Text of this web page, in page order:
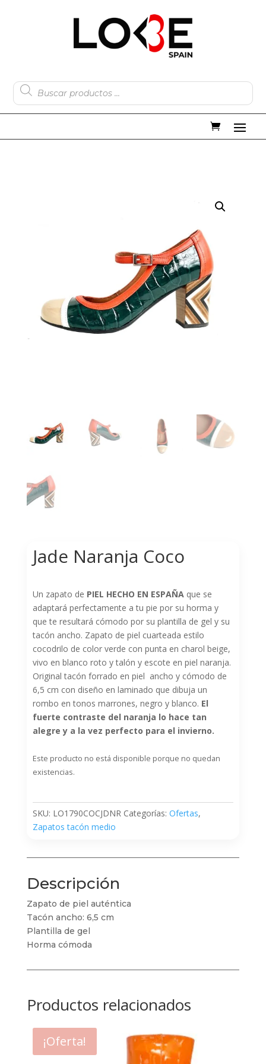
de
productos
Jade Naranja Coco
Un zapato de PIEL HECHO EN ESPAÑAque se
adaptará perfectamente a tu pie por su horma y
que te resultará cómodo por su plantilla de gel y su
tacón ancho. Zapato de piel cuarteada estilo
cocodrilo de color verde con punta en charol beige,
vivo en blanco roto y talón y escote en piel naranja.
Original tacón forrado en piel ancho y cómodo de
6,5 cm con diseño en laminado que dibuja un
rombo en tonos marrones, negro y blanco. El
fuerte contraste del naranja lo hace tan
alegre y a la vez perfecto para el invierno.
Este producto no está disponible porque no quedan
existencias.
SKU: LO1790COCJDNR Categorías: Ofertas,
Zapatos tacón medio
Descripción
Zapato de piel auténtica
Tacón ancho: 6,5 cm
Plantilla de gel
Horma cómoda
Productos relacionados
¡Oferta!